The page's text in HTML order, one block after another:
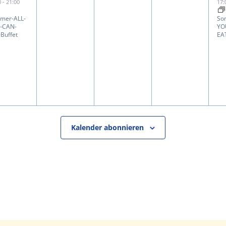
- 21:00
ALL-
CAN-
Buffet
Kalender abonnieren